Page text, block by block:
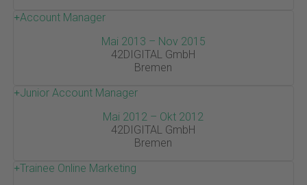
Account Manager
Mai 2013 – Nov 2015
42DIGITAL GmbH
Bremen
Junior Account Manager
Mai 2012 – Okt 2012
42DIGITAL GmbH
Bremen
Trainee Online Marketing